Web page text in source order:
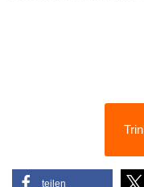
teilen